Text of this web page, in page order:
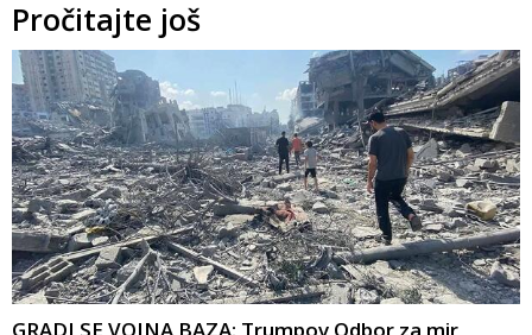
Pročitajte još